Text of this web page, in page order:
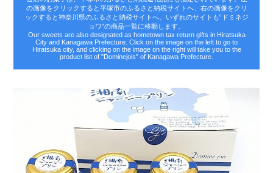
の画像をクリックすると平塚市のふるさと納税サイトへ、右の画像をクリ
ックすると神奈川県のふるさと納税サイトへ。いずれのサイトも‟ドミネジ
ョワ”の商品一覧に移動します。
Our sweets are also designated as hometown tax return gifts in Hiratsuka
City and Kanagawa Prefecture. Click on the image on the left to go to
Hiratsuka city, and clicking on the image on the right will take you to the
product list of "Dominejois" of Kanagawa Prefecture.